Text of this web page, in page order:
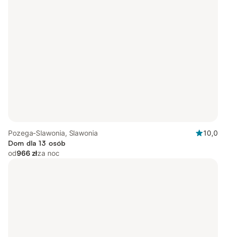
Pozega-Slawonia, Slawonia
10,0
Dom dla 13 osób
od966 złza noc